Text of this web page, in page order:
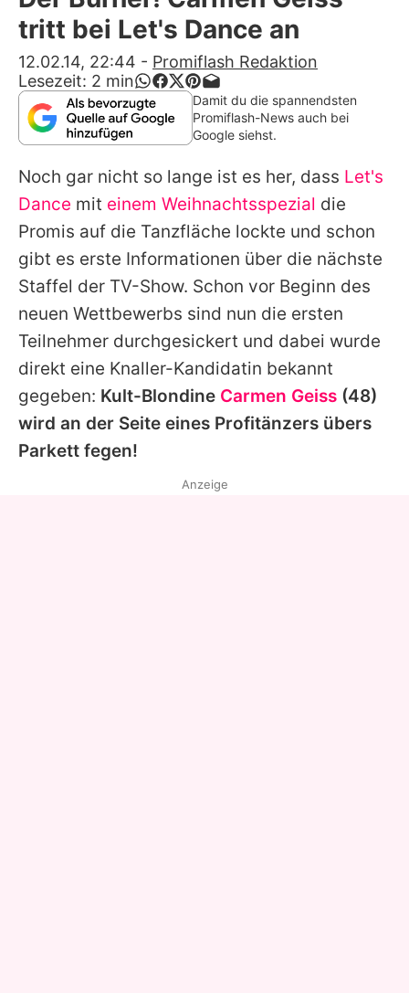
Alle Themen auf Promiflash
App runterladen
Team
Redaktionelle Richtlinien
Impressum
Nutzungsbedingungen
Utiq verwalten
tritt bei Let's Dance an
12.02.14, 22:44 - Promiflash Redaktion
Lesezeit: 2 min
Damit du die spannendsten
Promiflash-News auch bei
Google siehst.
Noch gar nicht so lange ist es her, dass Let's
Dance mit einem Weihnachtsspezial die
Promis auf die Tanzfläche lockte und schon
gibt es erste Informationen über die nächste
Staffel der TV-Show. Schon vor Beginn des
neuen Wettbewerbs sind nun die ersten
Teilnehmer durchgesickert und dabei wurde
direkt eine Knaller-Kandidatin bekannt
gegeben: Kult-Blondine Carmen Geiss (48)
wird an der Seite eines Profitänzers übers
Parkett fegen!
Anzeige